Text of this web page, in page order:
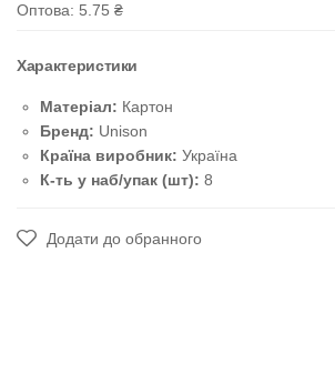
Оптова: 5.75 ₴
Характеристики
Матеріал: Картон
Бренд: Unison
Країна виробник: Україна
К-ть у наб/упак (шт): 8
Додати до обранного